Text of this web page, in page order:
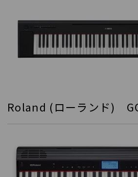
Roland (ローランド)